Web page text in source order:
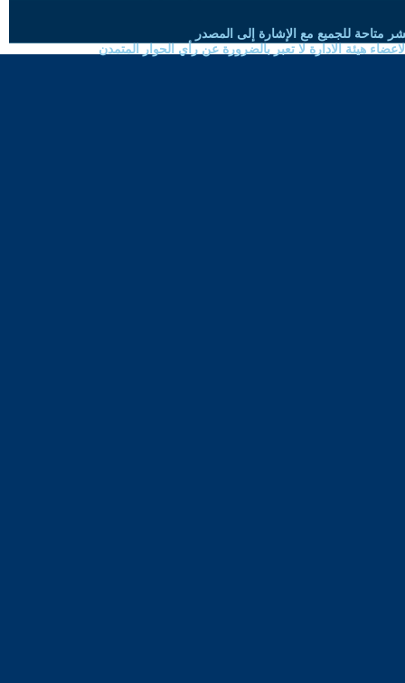
متاحة للجميع مع الإشارة إلى المصدر
هيئة الادارة لا تعبر بالضرورة عن رأي الحوار المتمدن